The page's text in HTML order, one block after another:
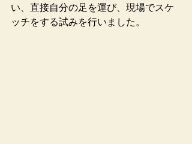
い、直接自分の足を運び、現場でスケ
ッチをする試みを行いました。